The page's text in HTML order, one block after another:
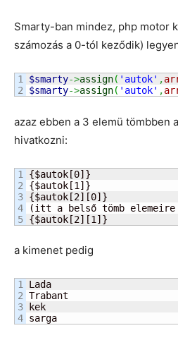
Smarty-ban mindez, php motor
számozás a 0-tól keződik)
1
$smarty->assign( 'autok' ,
$smarty->assign( 'autok' ,
azaz ebben a 3 elemü tömbben
hivatkozni:
1
2
3
4
{$autok[0]}
{$autok[1]}
{$autok[2][0]}
(itt a belső tömb elemeire
{$autok[2][1]}
a kimenet pedig
1
2
3
Lada
Trabant
kek
sarga